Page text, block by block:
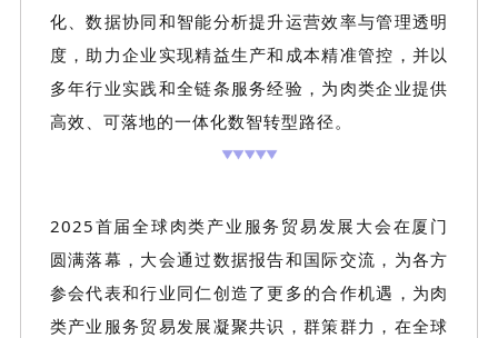
化、数据协同和智能分析提升运营效率与管理透明
度，助力企业实现精益生产和成本精准管控，并以
多年行业实践和全链条服务经验，为肉类企业提供
高效、可落地的一体化数智转型路径。
2025首届全球肉类产业服务贸易发展大会在厦门
圆满落幕，大会通过数据报告和国际交流，为各方
参会代表和行业同仁创造了更多的合作机遇，为肉
类产业服务贸易发展凝聚共识，群策群力，在全球